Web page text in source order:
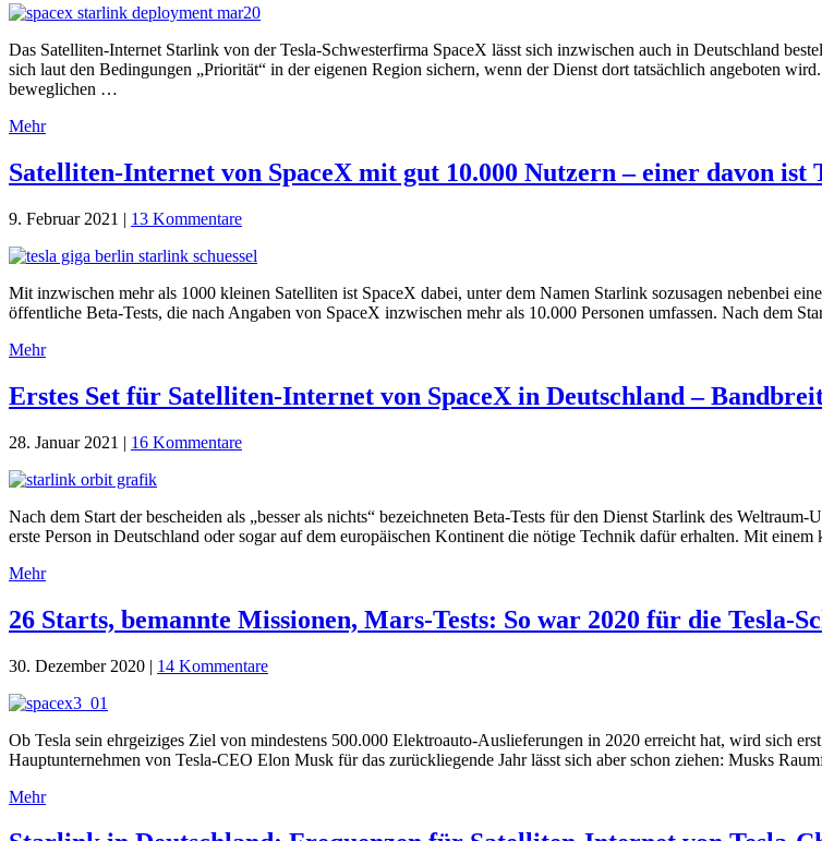
Das Satelliten-Internet Starlink von der Tesla-Schwesterfirma SpaceX lässt sich inzwischen auch in Deutschland
sich laut den Bedingungen „Priorität“ in der eigenen Region sichern, wenn der Dienst dort tatsächlich angeboten
beweglichen …
Mehr
Satelliten-Internet von SpaceX mit gut 10.000 Nutzern – einer davon ist
9. Februar 2021 | 13 Kommentare
Mit inzwischen mehr als 1000 kleinen Satelliten ist SpaceX dabei, unter dem Namen Starlink sozusagen nebenbei
öffentliche Beta-Tests, die nach Angaben von SpaceX inzwischen mehr als 10.000 Personen umfassen. Nach dem
Mehr
Erstes Set für Satelliten-Internet von SpaceX in Deutschland –
28. Januar 2021 | 16 Kommentare
Nach dem Start der bescheiden als „besser als nichts“ bezeichneten Beta-Tests für den Dienst Starlink des
erste Person in Deutschland oder sogar auf dem europäischen Kontinent die nötige Technik dafür erhalten. Mit
Mehr
26 Starts, bemannte Missionen, Mars-Tests: So war 2020 für die Tesla-
30. Dezember 2020 | 14 Kommentare
Ob Tesla sein ehrgeiziges Ziel von mindestens 500.000 Elektroauto-Auslieferungen in 2020 erreicht hat, wird sich
Hauptunternehmen von Tesla-CEO Elon Musk für das zurückliegende Jahr lässt sich aber schon ziehen: Musks
Mehr